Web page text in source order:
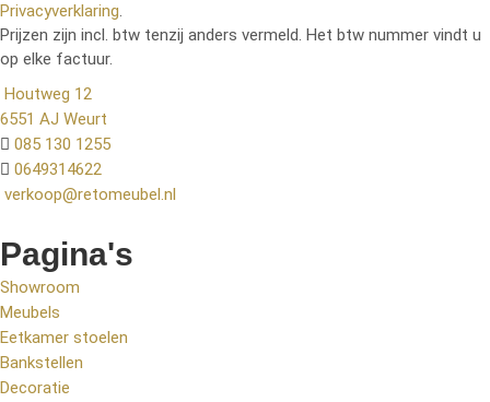
Privacyverklaring.
Prijzen zijn incl. btw tenzij anders vermeld. Het btw nummer vindt u
op elke factuur.
Houtweg 12
6551 AJ Weurt
085 130 1255
0649314622
verkoop@retomeubel.nl
Pagina's
Showroom
Meubels
Eetkamer stoelen
Bankstellen
Decoratie